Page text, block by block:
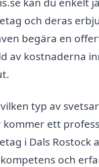
och deras
begära en
av kostnaderna
typ av
kommer ett
i Dals Rostock
och